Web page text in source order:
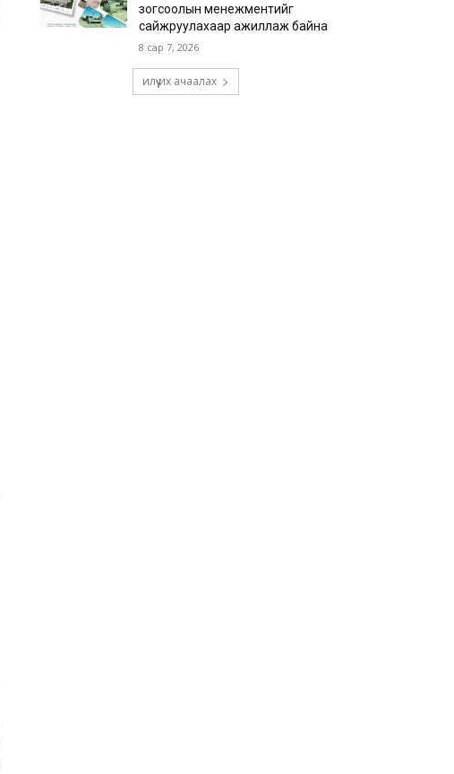
зогсоолын менежментийг
сайжруулахаар ажиллаж байна
8 сар 7, 2026
илүү их ачаалах